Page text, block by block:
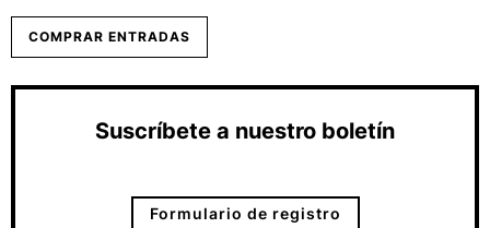
COMPRAR ENTRADAS
Suscríbete a nuestro boletín
Formulario de registro